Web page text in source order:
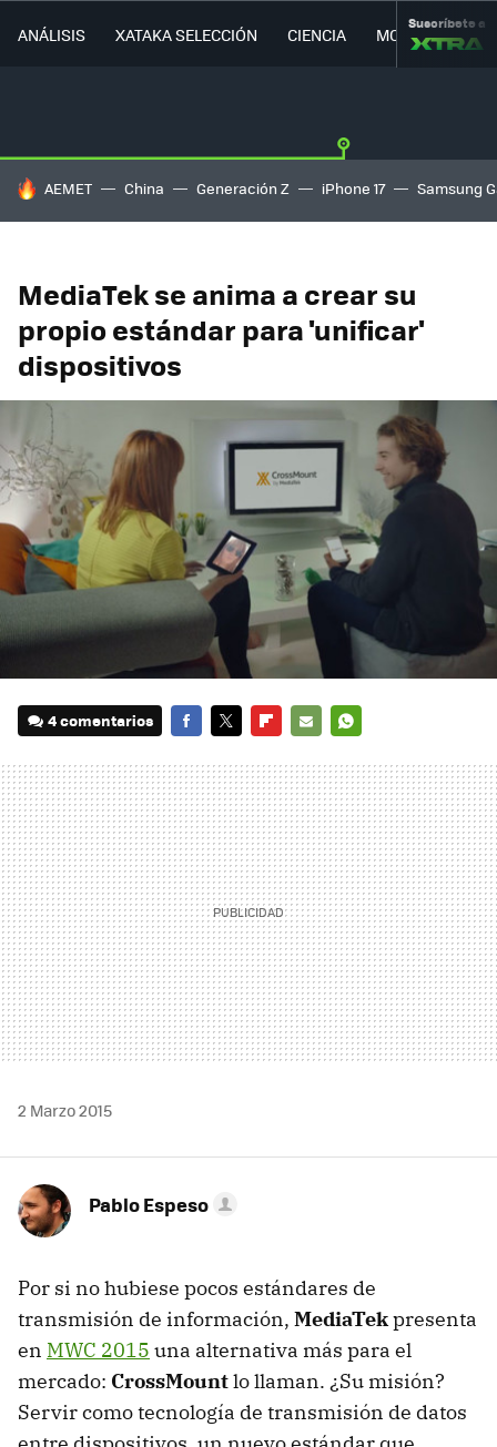
ANÁLISIS XATAKA SELECCIÓN CIENCIA MOVILIDAD
Suscríbete a
HOY SE HABLA DE
AEMET China Generación Z iPhone 17 Samsung
MediaTek se anima a crear su
propio estándar para 'unificar'
dispositivos
4 comentarios
MAIL
2 Marzo 2015
Pablo Espeso
Por si no hubiese pocos estándares de
transmisión de información, MediaTekpresenta
en MWC 2015 una alternativa más para el
mercado: CrossMountlo llaman. ¿Su misión?
Servir como tecnología de transmisión de datos